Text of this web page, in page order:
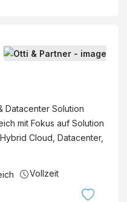
Datacenter Solution
mit Fokus auf Solution
Cloud, Datacenter,
Vollzeit